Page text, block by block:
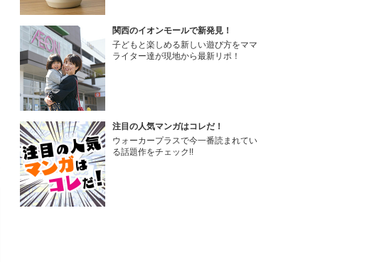
関西のイオンモールで新発見！
子どもと楽しめる新しい遊び方をママ
ライター達が現地から最新リポ！
注目の人気マンガはコレだ！
ウォーカープラスで今一番読まれてい
る話題作をチェック!!